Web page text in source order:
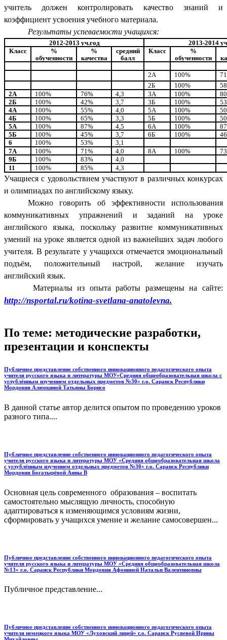
учитель должен контролировать качество знаний и
коэффициент усвоения учебного материала.
Результаты успеваемости учащихся:
2012-2013 уч.год
2013-2014
Класс
%
обученности
%
качества
средний
балл
Класс
%
обученности
2А 100%
2Б
100%
2А
100% 76% 4,3 3А 100%
2Б
100% 42% 3,7 3Б 100%
4А
100% 55% 4,0 5А 100%
4Б
100% 65% 3,3 5Б 100%
5А
100% 87% 4,5 6А 100%
5Б
100% 45% 3,7 6Б 100%
6
100% 53%
3,1
7А
100% 71% 4,0 8А 100%
9Б
100% 83%
4,0
11
100% 85% 4,3
Учащиеся с удовольствием участвуют в различных конкурсах
и олимпиадах по английскому языку.
Можно говорить об эффективности использования
коммуникативных упражнений и заданий на уроке
английского языка, поскольку развитие коммуникативных
умений на уроке является одной из важнейших задач любого
учителя. В результате у учащихся отмечается эмоциональный
подъём, положительный настрой, желание изучать
английский язык.
Материалы из опыта работы размещены на сайте:
http://nsportal.ru/kotina-svetlana-anatolevna.
По теме: методические разработки,
презентации и конспекты
Публичное представление собственного инновационного педагогического опыта
учителя русского языка и литературы МОУ«Средняя общеобразовательная школа с
углублённым изучением отдельных предметов №30» г.о. Саранск Республики
Мордовия Алямкиной Татьяны Борисо
В данной статье автор делится опытом по проведению уроков
разного типа....
Публичное представление собственного инновационного педагогического опыта
учителя русского языка и литературы МОУ «Средняя общеобразовательная школа
с углублённым изучением отдельных предметов №30» г.о. Саранск Республики
Мордовия Богатырёвой Анны В
Основная цель современного образования – воспитать
самостоятельно мыслящую личность, способную
адаптироваться к изменяющимся условиям жизни,
сформировать у учащихся умение и желание самосовершен...
Публичное представление собственного инновационного педагогического опыта
учителя русского языка и литературы МОУ «Средняя общеобразовательная школа
№13» г.о. Саранск Республики Мордовия Афониной Натальи Валентиновны
Публичное представление...
Публичное представление собственного инновационного педагогического опыта
учителя немецкого языка МОУ «Луховский лицей» г.о. Саранск Русяевой Ирины